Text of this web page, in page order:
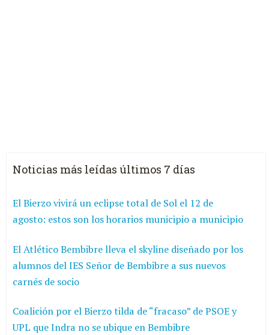
Noticias más leídas últimos 7 días
El Bierzo vivirá un eclipse total de Sol el 12 de
agosto: estos son los horarios municipio a municipio
El Atlético Bembibre lleva el skyline diseñado por los
alumnos del IES Señor de Bembibre a sus nuevos
carnés de socio
Coalición por el Bierzo tilda de “fracaso” de PSOE y
UPL que Indra no se ubique en Bembibre